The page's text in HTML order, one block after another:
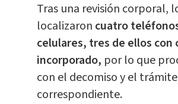
Tras una revisión corporal,
localizaron cuatro
celulares, tres de ellos con
incorporado, por lo que
con el decomiso y el trámite
correspondiente.